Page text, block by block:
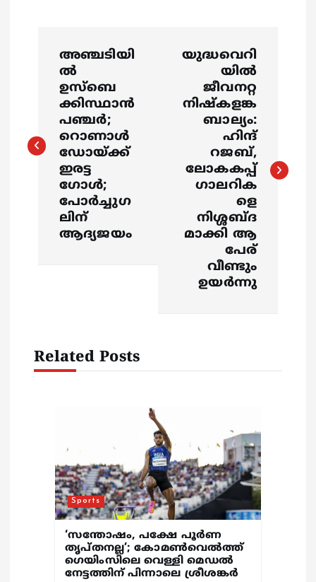
t
a
അഞ്ചടിയി
ൽ
ഉസ്ബെ
ക്കിസ്ഥാൻ
പഞ്ചർ‌;
റൊണാൾ
ഡോയ്ക്ക്
ഇരട്ട​
ഗോൾ;
പോർച്ചുഗ
ലിന്
ആദ്യജയം
യുദ്ധവെറി
യിൽ
ജീവനറ്റ
നിഷ്കളങ്ക
ബാല്യം:
ഹിന്ദ്
റജബ്,
ലോകകപ്പ്
ഗാലറിക
ളെ
നിശ്ശബ്ദ
മാക്കി ആ
പേര്
വീണ്ടും
ഉയർന്നു
Related Posts
Sports
‘സന്തോഷം, പക്ഷേ പൂര്‍ണ
തൃപ്തനല്ല’; കോമണ്‍വെല്‍ത്ത്
ഗെയിംസിലെ വെള്ളി മെഡല്‍
നേട്ടത്തിന് പിന്നാലെ ശ്രീശങ്കര്‍